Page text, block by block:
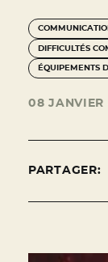
08 JANVIER
DIFFICULTÉS
ÉQUIPEMENTS
PARTAGER: